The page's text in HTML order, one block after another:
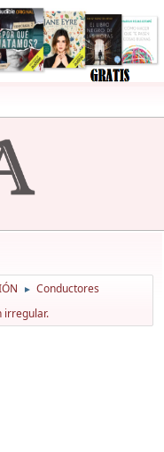
► Conductores
irregular.